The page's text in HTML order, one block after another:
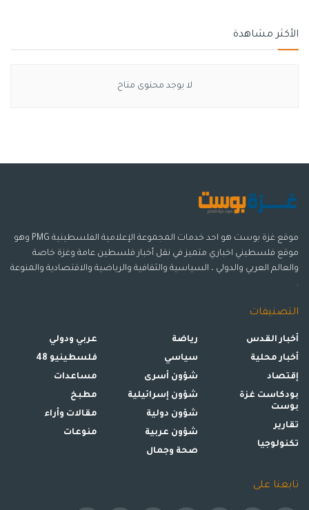
الأكثر مشاهدة
لا يوجد محتوى متاح
موقع غزة بوست هو احد خدمات المجموعة الإعلامية الفلسطينية PMG وهو
موقع فلسطيني اخباري متميز في نقل أخبار فلسطين عامة وغزة خاصة
والعالم العربي والدولي ، السياسية والثقافية والرياضية والاقتصادية والمنوعة
.
التصنيفات
أخبار القدس
أخبار محلية
إقتصاد
بودكاست غزة
بوست
تقارير
تكنولوجيا
رياضة
سياسي
شؤون أسرى
شؤون إسرائيلية
شؤون دولية
شؤون عربية
صحة وجمال
عربي ودولي
فلسطينيو 48
مساعدات
مطبخ
مقالات وأراء
منوعات
تابعنا على